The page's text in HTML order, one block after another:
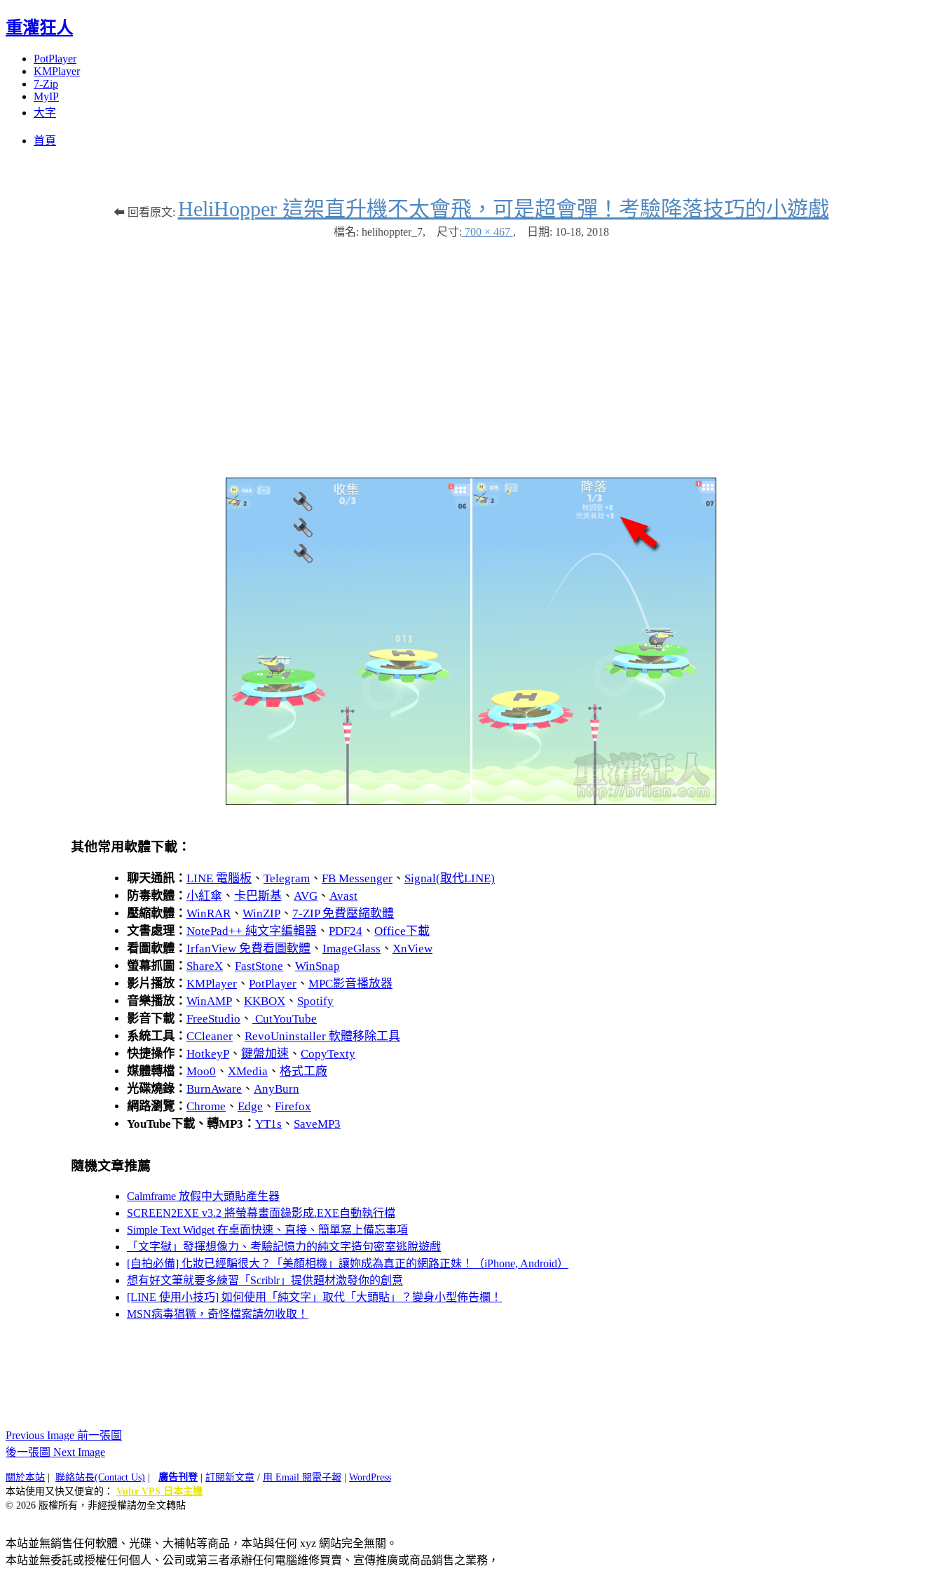
重灌狂人
PotPlayer
KMPlayer
7-Zip
MyIP
大字
首頁
⬅ 回看原文: HeliHopper 這架直升機不太會飛，可是超會彈！考驗降落技巧的小遊戲
檔名: helihoppter_7, 尺寸: 700 × 467 , 日期: 10-18, 2018
其他常用軟體下載：
聊天通訊： LINE 電腦板 、 Telegram、 FB Messenger、 Signal(取代LINE)
防毒軟體： 小紅傘 、 卡巴斯基、 AVG、 Avast
壓縮軟體： WinRAR、 WinZIP、 7-ZIP 免費壓縮軟體
文書處理： NotePad++ 純文字編輯器、 PDF24、 Office下載
看圖軟體： IrfanView 免費看圖軟體、 ImageGlass 、 XnView
螢幕抓圖： ShareX、 FastStone 、 WinSnap
影片播放： KMPlayer、 PotPlayer、 MPC影音播放器
音樂播放： WinAMP、 KKBOX、 Spotify
影音下載： FreeStudio 、 CutYouTube
系統工具： CCleaner、 RevoUninstaller 軟體移除工具
快捷操作： HotkeyP、 鍵盤加速、 CopyTexty
媒體轉檔： Moo0 、 XMedia、 格式工廠
光碟燒錄： BurnAware 、 AnyBurn
網路瀏覽： Chrome 、 Edge 、 Firefox
YouTube下載、轉MP3： YT1s 、 SaveMP3
隨機文章推薦
Calmframe 放假中大頭貼產生器
SCREEN2EXE v3.2 將螢幕畫面錄影成.EXE自動執行檔
Simple Text Widget 在桌面快速、直接、簡單寫上備忘事項
「文字獄」發揮想像力、考驗記憶力的純文字造句密室逃脫遊戲
[自拍必備] 化妝已經騙很大？「美顏相機」讓妳成為真正的網路正妹！（iPhone, Android）
想有好文筆就要多練習「Scriblr」提供題材激發你的創意
[LINE 使用小技巧] 如何使用「純文字」取代「大頭貼」？變身小型佈告欄！
MSN病毒猖獗，奇怪檔案請勿收取！
Previous Image 前一張圖
後一張圖 Next Image
關於本站 聯絡站長(Contact Us) 廣告刊登| 訂閱新文章 / 用 Email 閱電子報
WordPress
本站使用又快又便宜的： Vultr VPS 日本主機
© 2026 版權所有，非經授權請勿全文轉貼
本站並無銷售任何軟體、光碟、大補帖等商品，本站與任何 xyz 網站完全無關。
本站並無委託或授權任何個人、公司或第三者承辦任何電腦維修買賣、宣傳推廣或商品銷售之業務，